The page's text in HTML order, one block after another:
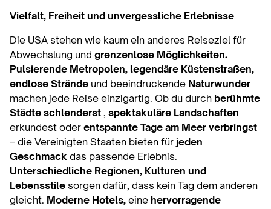
Vielfalt, Freiheit und unvergessliche Erlebnisse
Die USA stehen wie kaum ein anderes Reiseziel für
Abwechslung und grenzenlose Möglichkeiten.
Pulsierende Metropolen, legendäre Küstenstraßen,
endlose Strände und beeindruckende Naturwunder
machen jede Reise einzigartig. Ob du durch berühmte
Städte schlenderst , spektakuläre Landschaften
erkundest oder entspannte Tage am Meer verbringst
– die Vereinigten Staaten bieten für jeden
Geschmack das passende Erlebnis.
Unterschiedliche Regionen, Kulturen und
Lebensstile sorgen dafür, dass kein Tag dem anderen
gleicht. Moderne Hotels, eine hervorragende